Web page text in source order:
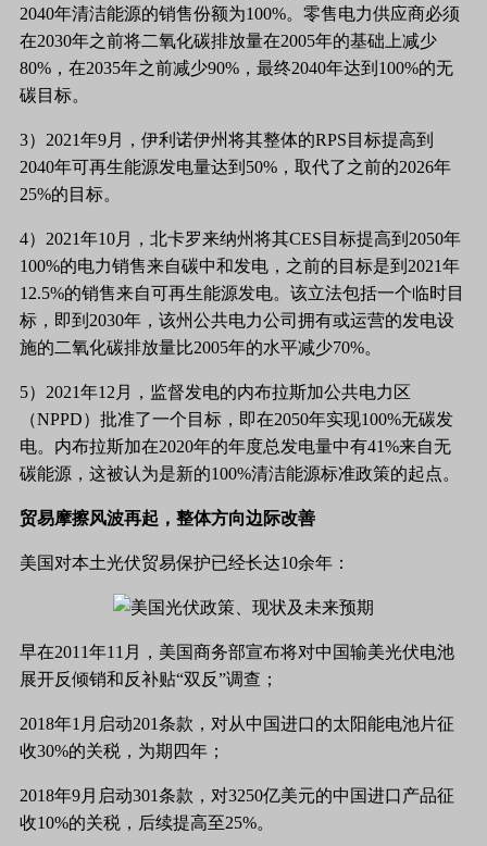
2040年清洁能源的销售份额为100%。零售电力供应商必须
在2030年之前将二氧化碳排放量在2005年的基础上减少
80%，在2035年之前减少90%，最终2040年达到100%的无
碳目标。
3）2021年9月，伊利诺伊州将其整体的RPS目标提高到
2040年可再生能源发电量达到50%，取代了之前的2026年
25%的目标。
4）2021年10月，北卡罗来纳州将其CES目标提高到2050年
100%的电力销售来自碳中和发电，之前的目标是到2021年
12.5%的销售来自可再生能源发电。该立法包括一个临时目
标，即到2030年，该州公共电力公司拥有或运营的发电设
施的二氧化碳排放量比2005年的水平减少70%。
5）2021年12月，监督发电的内布拉斯加公共电力区
（NPPD）批准了一个目标，即在2050年实现100%无碳发
电。内布拉斯加在2020年的年度总发电量中有41%来自无
碳能源，这被认为是新的100%清洁能源标准政策的起点。
贸易摩擦风波再起，整体方向边际改善
美国对本土光伏贸易保护已经长达10余年：
早在2011年11月，美国商务部宣布将对中国输美光伏电池
展开反倾销和反补贴“双反”调查；
2018年1月启动201条款，对从中国进口的太阳能电池片征
收30%的关税，为期四年；
2018年9月启动301条款，对3250亿美元的中国进口产品征
收10%的关税，后续提高至25%。